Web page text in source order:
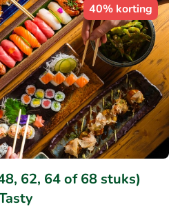
40% korting
62, 64 of 68 stuks)